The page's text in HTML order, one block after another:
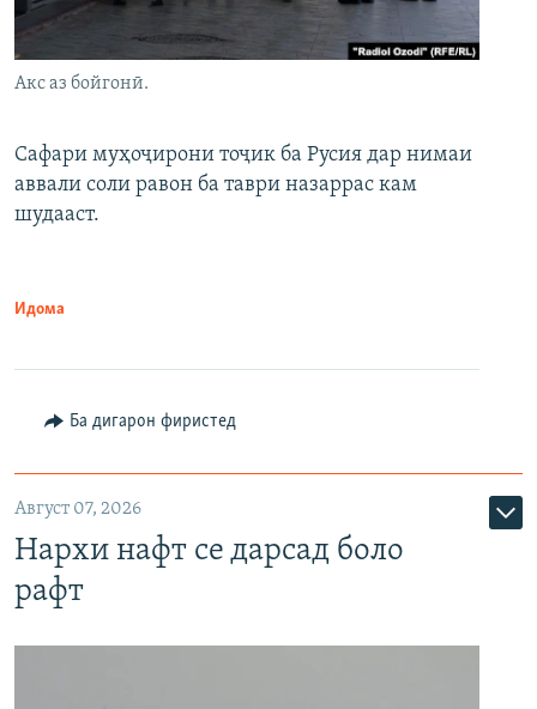
Акс аз бойгонӣ.
Сафари муҳоҷирони тоҷик ба Русия дар нимаи
аввали соли равон ба таври назаррас кам
шудааст.
Идома
Ба дигарон фиристед
Август 07, 2026
Нархи нафт се дарсад боло
рафт